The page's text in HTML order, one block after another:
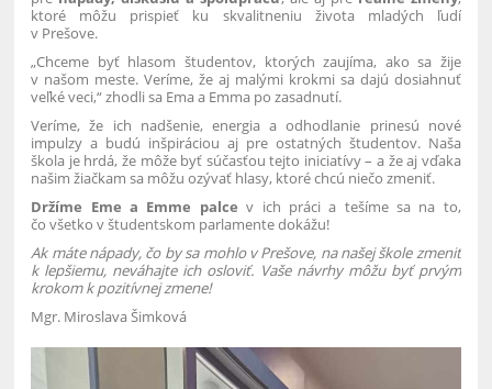
ktoré môžu prispieť ku skvalitneniu života mladých ľudí
v Prešove.
„Chceme byť hlasom študentov, ktorých zaujíma, ako sa žije
v našom meste. Veríme, že aj malými krokmi sa dajú dosiahnuť
veľké veci,“ zhodli sa Ema a Emma po zasadnutí.
Veríme, že ich nadšenie, energia a odhodlanie prinesú nové
impulzy a budú inšpiráciou aj pre ostatných študentov. Naša
škola je hrdá, že môže byť súčasťou tejto iniciatívy – a že aj vďaka
našim žiačkam sa môžu ozývať hlasy, ktoré chcú niečo zmeniť.
Držíme Eme a Emme palce v ich práci a tešíme sa na to,
čo všetko v študentskom parlamente dokážu!
Ak máte nápady, čo by sa mohlo v Prešove, na našej škole zmeniť
k lepšiemu, neváhajte ich osloviť. Vaše návrhy môžu byť prvým
krokom k pozitívnej zmene!
Mgr. Miroslava Šimková